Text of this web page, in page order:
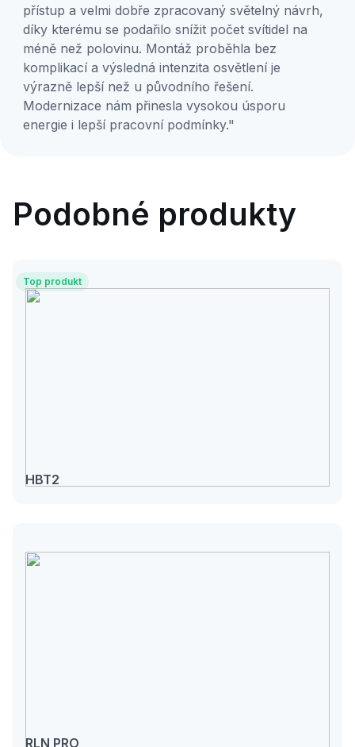
přístup a velmi dobře zpracovaný světelný návrh,
díky kterému se podařilo snížit počet svítidel na
méně než polovinu. Montáž proběhla bez
komplikací a výsledná intenzita osvětlení je
výrazně lepší než u původního řešení.
Modernizace nám přinesla vysokou úsporu
energie i lepší pracovní podmínky."
Podobné produkty
Top produkt
HBT2
RLN PRO